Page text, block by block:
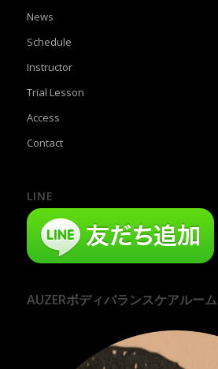
News
Schedule
Instructor
Trial Lesson
Access
Contact
LINE
AUZERボディバランスケアルーム